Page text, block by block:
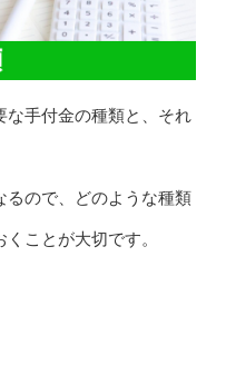
な手付金の種類と、それ
るので、どのような種類
ことが大切です。